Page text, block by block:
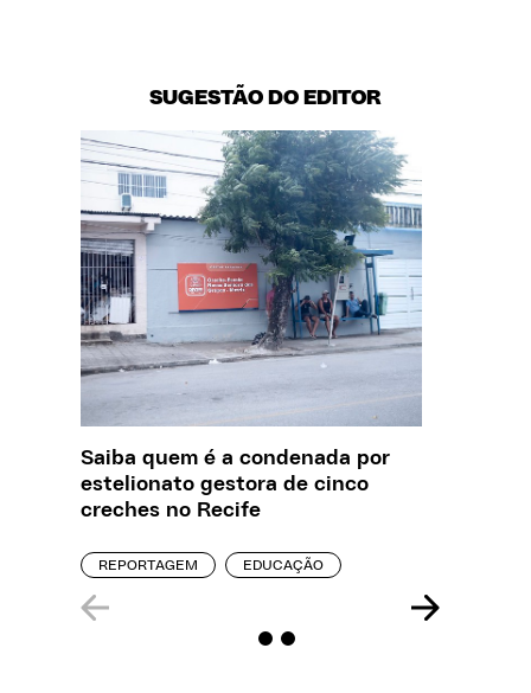
SUGESTÃO DO EDITOR
Saiba quem é a condenada por
estelionato gestora de cinco
creches no Recife
REPORTAGEM EDUCAÇÃO